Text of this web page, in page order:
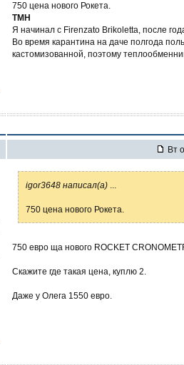
750 цена нового Рокета.
ТМН
Я начинал с Firenzato Brikoletta, после
Во время карантина на даче полгода
кастомизованной, поэтому
Вт
igor3648 написал(а)
750 цена нового Рокета.
750 евро ща нового ROCKET
Скажите где такая цена, куплю 2.
Даже у Олега 1550 евро.